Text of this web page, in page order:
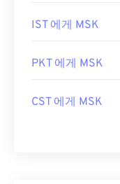
IST 에게 MSK
PKT 에게 MSK
CST 에게 MSK